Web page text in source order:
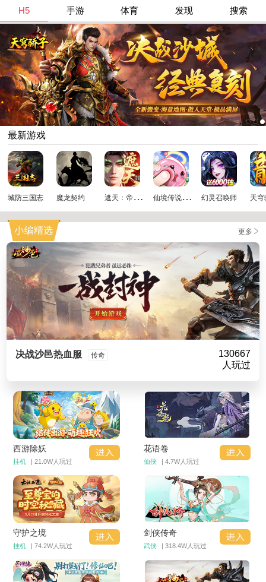
H5 手游 体育 发现 搜索
最新游戏
城防三国志 魔龙契约 遮
天：帝路争锋 仙
境传说：破晓 幻灵召唤师 天穹
更多
决战沙邑热血服 传奇
130667
人玩过
西游除妖
挂机 | 21.0W人玩过
花语卷
仙侠 | 4.7W人玩过
守护之境
挂机 | 74.2W人玩过
剑侠传奇
武侠 | 318.4W人玩过